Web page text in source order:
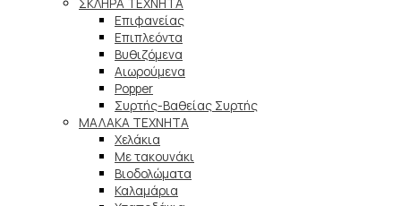
ΣΚΛΗΡΑ ΤΕΧΝΗΤΑ
Επιφανείας
Επιπλεόντα
Βυθιζόμενα
Αιωρούμενα
Popper
Συρτής-Βαθείας Συρτής
ΜΑΛΑΚΑ TEXNHTA
Χελάκια
Με τακουνάκι
Βιοδολώματα
Καλαμάρια